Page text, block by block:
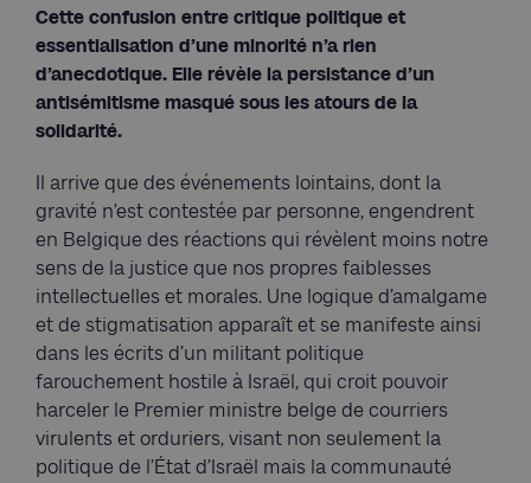
Cette confusion entre critique politique et
essentialisation d’une minorité n’a rien
d’anecdotique. Elle révèle la persistance d’un
antisémitisme masqué sous les atours de la
solidarité.
Il arrive que des événements lointains, dont la
gravité n’est contestée par personne, engendrent
en Belgique des réactions qui révèlent moins notre
sens de la justice que nos propres faiblesses
intellectuelles et morales. Une logique d’amalgame
et de stigmatisation apparaît et se manifeste ainsi
dans les écrits d’un militant politique
farouchement hostile à Israël, qui croit pouvoir
harceler le Premier ministre belge de courriers
virulents et orduriers, visant non seulement la
politique de l’État d’Israël mais la communauté